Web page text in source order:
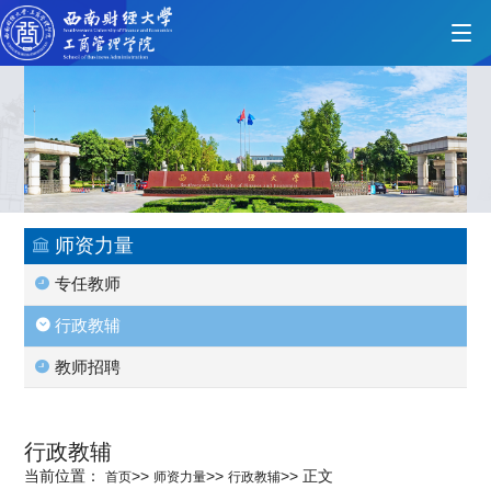
首页
人才培养
师资力量
专任教师
行政教辅
教师招聘
行政教辅
当前位置：首页>> 师资力量>> 行政教辅>> 正文